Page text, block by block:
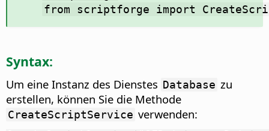
from scriptforge import
Syntax:
Um eine Instanz des Dienstes Database zu
erstellen, können Sie die Methode
CreateScriptService verwenden: